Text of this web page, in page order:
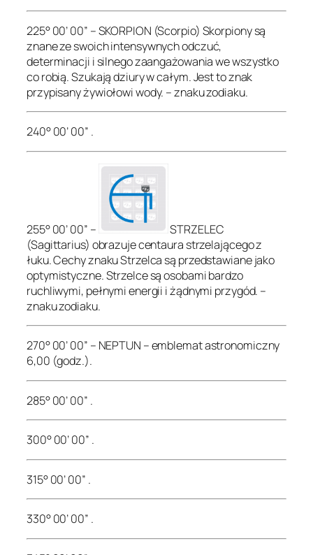
225° 00’ 00” – SKORPION (Scorpio) Skorpiony są
znane ze swoich intensywnych odczuć,
determinacji i silnego zaangażowania we wszystko
co robią. Szukają dziury w całym. Jest to znak
przypisany żywiołowi wody. – znaku zodiaku.
240° 00’ 00” .
255° 00’ 00” –
STRZELEC
(Sagittarius) obrazuje centaura strzelającego z
łuku. Cechy znaku Strzelca są przedstawiane jako
optymistyczne. Strzelce są osobami bardzo
ruchliwymi, pełnymi energii i żądnymi przygód. –
znaku zodiaku.
270° 00’ 00” – NEPTUN – emblemat astronomiczny
6,00 (godz.).
285° 00’ 00” .
300° 00’ 00” .
315° 00’ 00” .
330° 00’ 00” .